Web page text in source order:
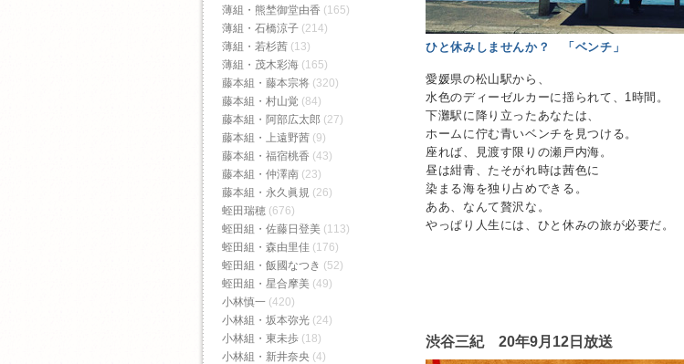
ひと休みしませんか？ 「ベンチ」
愛媛県の松山駅から、
水色のディーゼルカーに揺られて、1時間。
下灘駅に降り立ったあなたは、
ホームに佇む青いベンチを見つける。
座れば、見渡す限りの瀬戸内海。
昼は紺青、たそがれ時は茜色に
染まる海を独り占めできる。
ああ、なんて贅沢な。
やっぱり人生には、ひと休みの旅が必要だ。
渋谷三紀 20年9月12日放送
薄組・熊埜御堂由香 (165)
薄組・石橋涼子 (214)
薄組・若杉茜 (13)
薄組・茂木彩海 (165)
藤本組・藤本宗将 (320)
藤本組・村山覚 (84)
藤本組・阿部広太郎 (27)
藤本組・上遠野茜 (9)
藤本組・福宿桃香‬ (43)
藤本組・仲澤南 (23)
藤本組・永久眞規 (26)
蛭田瑞穂 (676)
蛭田組・佐藤日登美 (113)
蛭田組・森由里佳 (176)
蛭田組・飯國なつき (52)
蛭田組・星合摩美 (49)
小林慎一 (420)
小林組・坂本弥光 (24)
小林組・東未歩 (18)
小林組・新井奈央 (4)